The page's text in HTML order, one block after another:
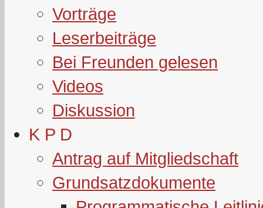
Vorträge
Leserbeiträge
Bei Freunden gelesen
Videos
Diskussion
K P D
Antrag auf Mitgliedschaft
Grundsatzdokumente